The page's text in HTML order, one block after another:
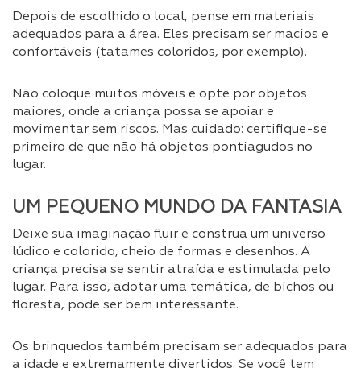
Depois de escolhido o local, pense em materiais
adequados para a área. Eles precisam ser macios e
confortáveis (tatames coloridos, por exemplo).
Não coloque muitos móveis e opte por objetos
maiores, onde a criança possa se apoiar e
movimentar sem riscos. Mas cuidado: certifique-se
primeiro de que não há objetos pontiagudos no
lugar.
UM PEQUENO MUNDO DA FANTASIA
Deixe sua imaginação fluir e construa um universo
lúdico e colorido, cheio de formas e desenhos. A
criança precisa se sentir atraída e estimulada pelo
lugar. Para isso, adotar uma temática, de bichos ou
floresta, pode ser bem interessante.
Os brinquedos também precisam ser adequados para
a idade e extremamente divertidos. Se você tem